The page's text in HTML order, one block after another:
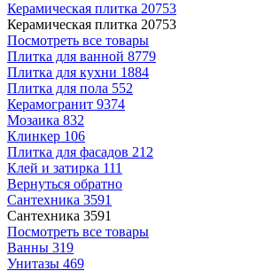
Керамическая плитка 20753
Керамическая плитка 20753
Посмотреть все товары
Плитка для ванной 8779
Плитка для кухни 1884
Плитка для пола 552
Керамогранит 9374
Мозаика 832
Клинкер 106
Плитка для фасадов 212
Клей и затирка 111
Вернуться обратно
Сантехника 3591
Сантехника 3591
Посмотреть все товары
Ванны 319
Унитазы 469